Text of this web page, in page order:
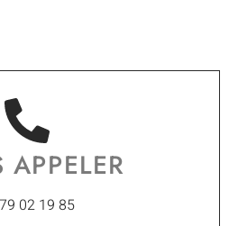
APPELER
02 19 85